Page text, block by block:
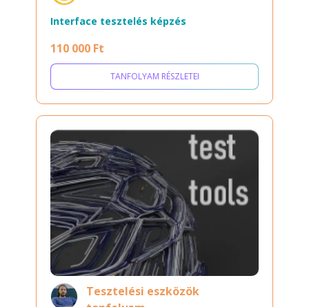
Interface tesztelés képzés
110 000 Ft
TANFOLYAM RÉSZLETEI
Tesztelési eszközök